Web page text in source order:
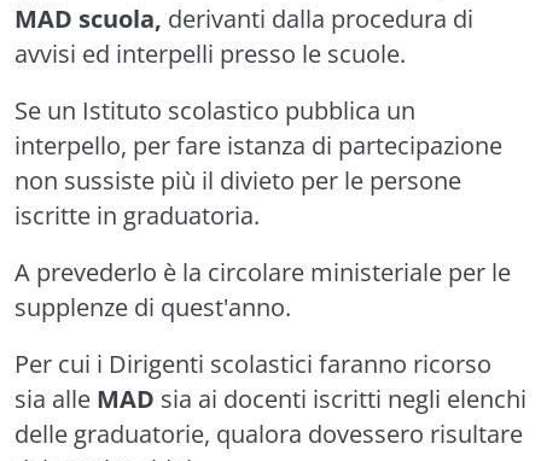
MAD scuola, derivanti dalla procedura di
avvisi ed interpelli presso le scuole.
Se un Istituto scolastico pubblica un
interpello, per fare istanza di partecipazione
non sussiste più il divieto per le persone
iscritte in graduatoria.
A prevederlo è la circolare ministeriale per le
supplenze di quest'anno.
Per cui i Dirigenti scolastici faranno ricorso
sia alle MAD sia ai docenti iscritti negli elenchi
delle graduatorie, qualora dovessero risultare